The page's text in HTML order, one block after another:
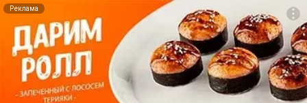
Реклама